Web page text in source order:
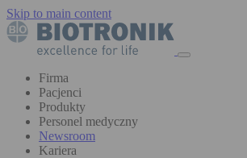
Skip to main content
Firma
Pacjenci
Produkty
Personel medyczny
Newsroom
Kariera